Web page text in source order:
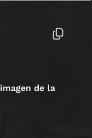
de la